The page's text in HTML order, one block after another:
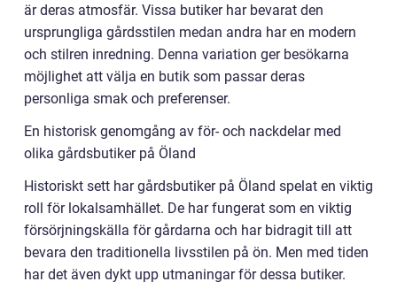
är deras atmosfär. Vissa butiker har bevarat den
ursprungliga gårdsstilen medan andra har en modern
och stilren inredning. Denna variation ger besökarna
möjlighet att välja en butik som passar deras
personliga smak och preferenser.
En historisk genomgång av för- och nackdelar med
olika gårdsbutiker på Öland
Historiskt sett har gårdsbutiker på Öland spelat en viktig
roll för lokalsamhället. De har fungerat som en viktig
försörjningskälla för gårdarna och har bidragit till att
bevara den traditionella livsstilen på ön. Men med tiden
har det även dykt upp utmaningar för dessa butiker.